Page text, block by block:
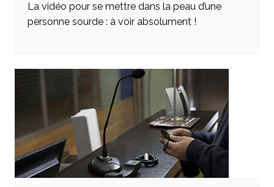
La vidéo pour se mettre dans la peau d’une
personne sourde : à voir absolument !